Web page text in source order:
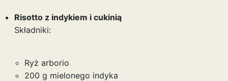
Risotto z indykiem i cukinią
Składniki:
Ryż arborio
200 g mielonego indyka